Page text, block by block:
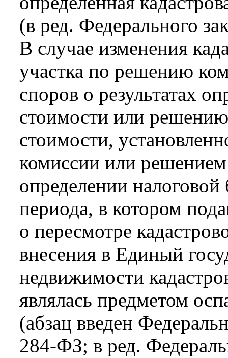
(в ред. Федерального
В случае изменения
участка по решению
споров о результатах
стоимости или решению
стоимости,
комиссии или
определении налоговой
периода, в котором
о пересмотре
внесения в Единый
недвижимости
являлась предметом
(абзац введен
284-ФЗ; в ред.